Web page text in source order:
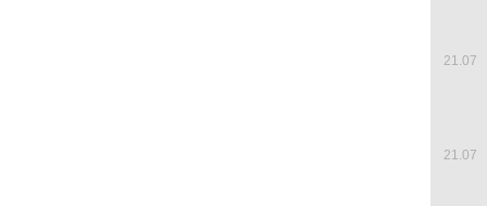
21.07
21.07